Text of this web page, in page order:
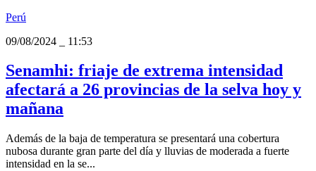
Perú
09/08/2024
11:53
Senamhi: friaje de extrema intensidad
afectará a 26 provincias de la selva hoy y
mañana
Además de la baja de temperatura se presentará una cobertura
nubosa durante gran parte del día y lluvias de moderada a fuerte
intensidad en la se...